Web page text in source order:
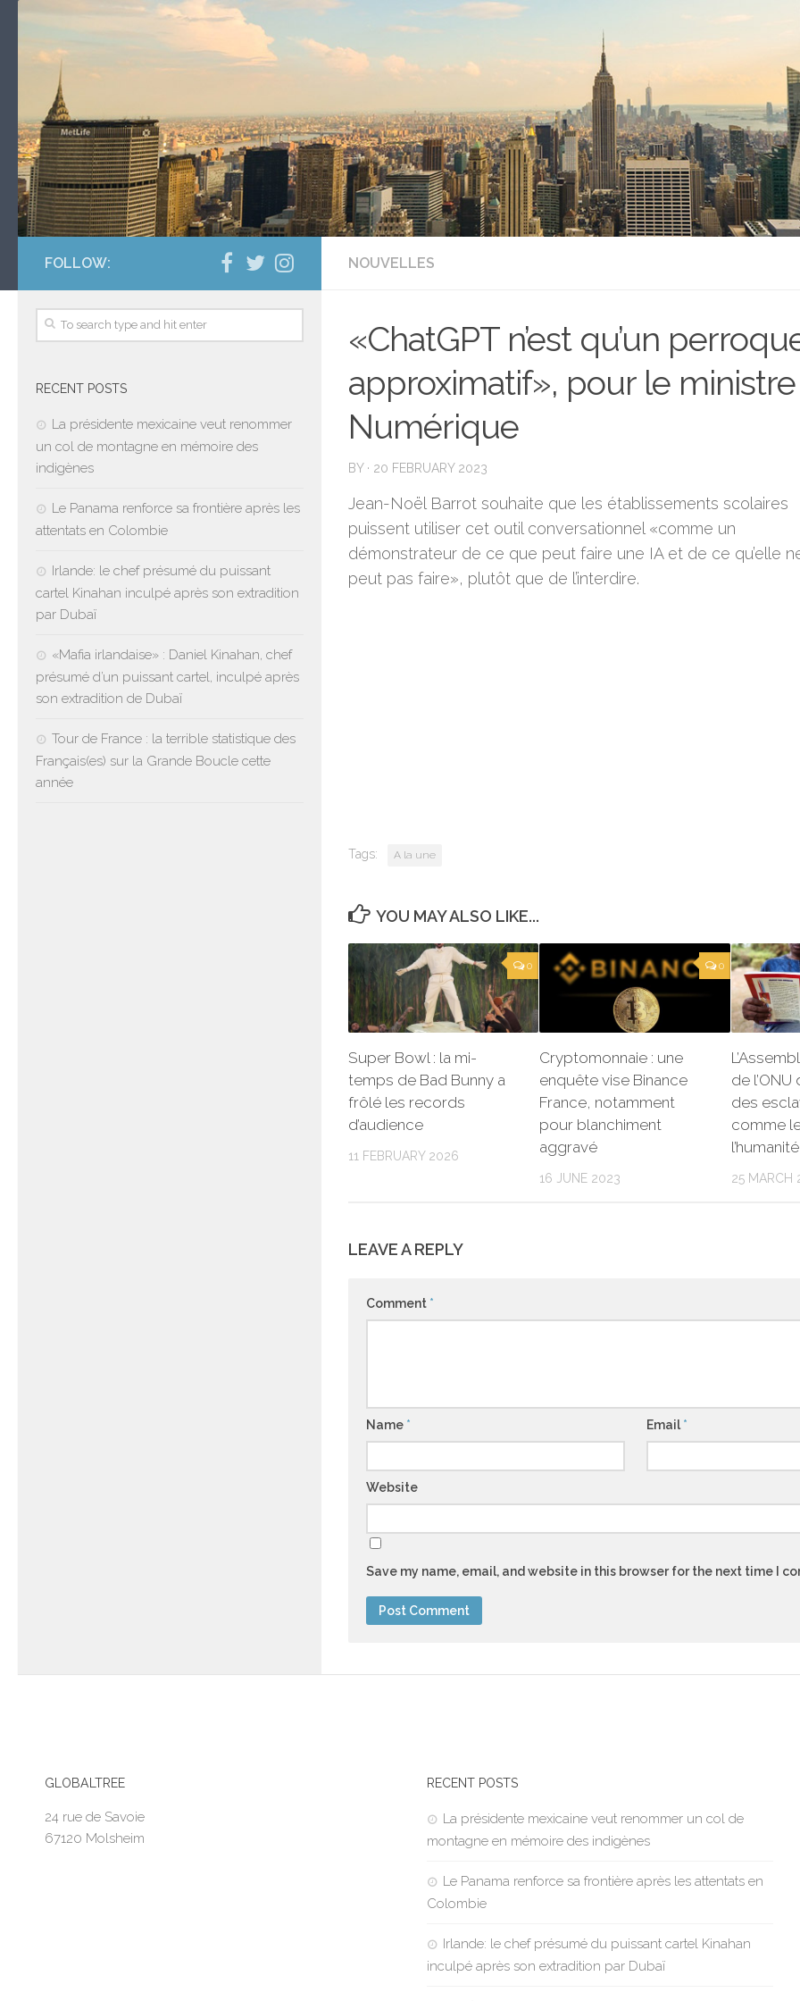
NOUVELLES
«ChatGPT n’est qu’un
approximatif», pour le
Numérique
BY · 20 FEBRUARY 2023
Jean-Noël Barrot souhaite que les établissements scolaires
puissent utiliser cet outil conversationnel «comme un
démonstrateur de ce que peut faire une IA et de ce qu’elle
peut pas faire», plutôt que de l’interdire.
Tags: A la une
YOU MAY ALSO LIKE...
0
Super Bowl : la mi-
temps de Bad Bunny a
frôlé les records
d’audience
11 FEBRUARY 2026
0
Cryptomonnaie : une
enquête vise Binance
France, notamment
pour blanchiment
aggravé
16 JUNE 2023
de
des
comme
25 MARCH
LEAVE A REPLY
Comment *
Name * Email*
Website
Save my name, email, and website in this browser for the next time I
FOLLOW:
RECENT POSTS
La présidente mexicaine veut renommer
un col de montagne en mémoire des
indigènes
Le Panama renforce sa frontière après les
attentats en Colombie
Irlande: le chef présumé du puissant
cartel Kinahan inculpé après son extradition
par Dubaï
«Mafia irlandaise» : Daniel Kinahan, chef
présumé d’un puissant cartel, inculpé après
son extradition de Dubaï
Tour de France : la terrible statistique des
Français(es) sur la Grande Boucle cette
année
GLOBALTREE
24 rue de Savoie
67120 Molsheim
RECENT POSTS
La présidente mexicaine veut renommer un col de
montagne en mémoire des indigènes
Le Panama renforce sa frontière après les attentats en
Colombie
Irlande: le chef présumé du puissant cartel Kinahan
inculpé après son extradition par Dubaï